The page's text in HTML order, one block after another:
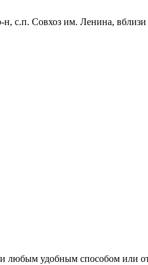
с.п. Совхоз им. Ленина,
удобным способом или